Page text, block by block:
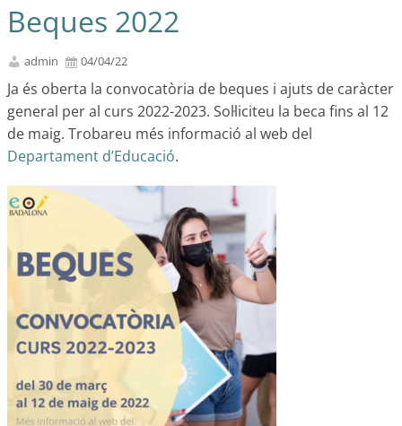
Beques 2022
admin 04/04/22
Ja és oberta la convocatòria de beques i ajuts de caràcter
general per al curs 2022-2023. Sol·liciteu la beca fins al 12
de maig. Trobareu més informació al web del
Departament d’Educació.